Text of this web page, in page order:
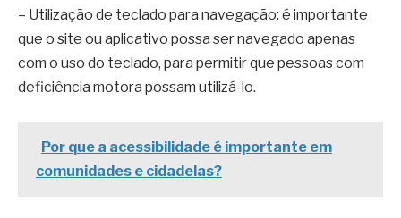
– Utilização de teclado para navegação: é importante
que o site ou aplicativo possa ser navegado apenas
com o uso do teclado, para permitir que pessoas com
deficiência motora possam utilizá-lo.
Por que a acessibilidade é importante em
comunidades e cidadelas?